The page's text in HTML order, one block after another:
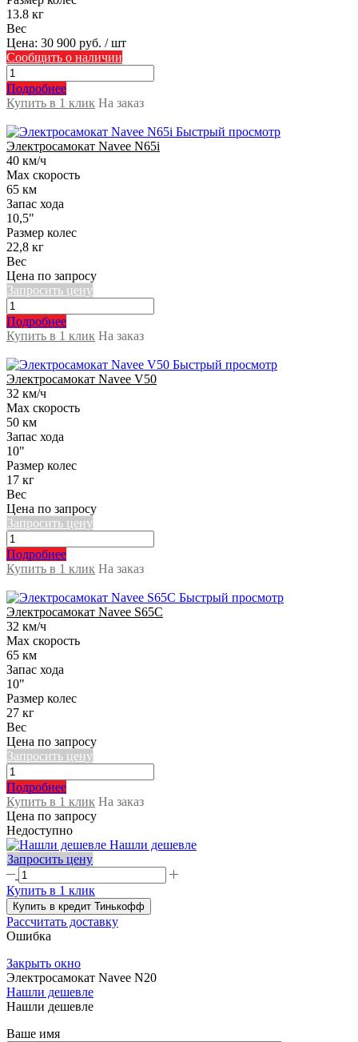
13.8 кг
Вес
Цена: 30 900 руб. / шт
Сообщить о наличии
Подробнее
Купить в 1 клик На заказ
Быстрый просмотр
Электросамокат Navee N65i
40 км/ч
Max скорость
65 км
Запас хода
10,5"
Размер колес
22,8 кг
Вес
Цена по запросу
Запросить цену
Подробнее
Купить в 1 клик На заказ
Быстрый просмотр
Электросамокат Navee V50
32 км/ч
Max скорость
50 км
Запас хода
10"
Размер колес
17 кг
Вес
Цена по запросу
Запросить цену
Подробнее
Купить в 1 клик На заказ
Быстрый просмотр
Электросамокат Navee S65C
32 км/ч
Max скорость
65 км
Запас хода
10"
Размер колес
27 кг
Вес
Цена по запросу
Запросить цену
Подробнее
Купить в 1 клик На заказ
Цена по запросу
Недоступно
Нашли дешевле
Запросить цену
Купить в 1 клик
Купить в кредит Тинькофф
Рассчитать доставку
Ошибка
Закрыть окно
Электросамокат Navee N20
Нашли дешевле
Нашли дешевле
Ваше имя